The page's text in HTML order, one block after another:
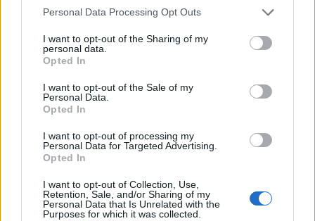
Personal Data Processing Opt Outs
I want to opt-out of the Sharing of my
personal data.
Opted In
I want to opt-out of the Sale of my
Personal Data.
Opted In
I want to opt-out of processing my
Personal Data for Targeted Advertising.
Opted In
I want to opt-out of Collection, Use,
Retention, Sale, and/or Sharing of my
Personal Data that Is Unrelated with the
Purposes for which it was collected.
Polskie filmy z lat 90. Jak
dobrze je pamiętasz?
Kultowe cytaty z polskich
filmów - czy rozpoznasz
wszystkie?